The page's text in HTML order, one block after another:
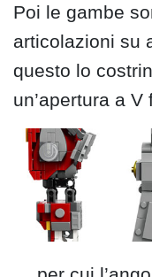
Poi le gambe
articolazioni su
questo lo
un’apertura a